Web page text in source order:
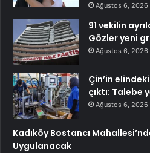
Ağustos 6, 2026
91 vekilin
Gözler yeni
Ağustos 6, 2026
Çin’in
çıktı: Talebe
Ağustos 6, 2026
Kadıköy Bostancı
Uygulanacak